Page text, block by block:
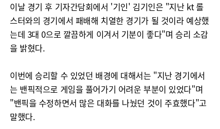
이날 경기 후 기자간담회에서 '기인' 김기인은 "지난 kt 롤
스터와의 경기에서 패배해 치열한 경기가 될 것이라 예상했
는데 3대 0으로 깔끔하게 이겨서 기분이 좋다"며 승리 소감
을 밝혔다.
이번에 승리할 수 있었던 배경에 대해서는 "지난 경기에서
는 밴픽적으로 게임을 풀어가기 어려운 부분이 있었다"며
"밴픽을 수정하면서 많은 대화를 나눴던 것이 주효했다"고
말했다.